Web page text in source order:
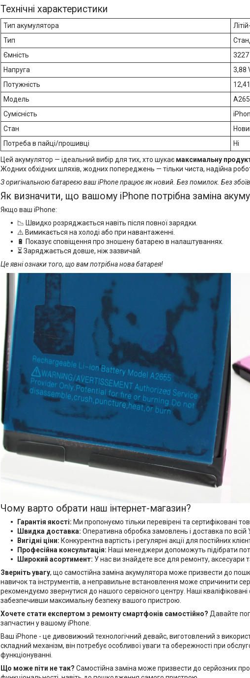
Технічні характеристики
Тип акумулятора
Тип
Ємність
Напруга
3,88
Потужність
Модель
Сумісність
Стан
Потреба в пайці/прошивці
Ні
Цей акумулятор — ідеальний вибір для тих, хто шукає максимальну
Жодних обхідних шляхів, жодних попереджень — тільки чиста, надійна
З оригінальною батареєю ваш iPhone працює як новий. Без помилок. Без
Як визначити, що вашому iPhone потрібна заміна
Якщо ваш iPhone:
📉 Швидко розряджається навіть після повної зарядки.
⚠️ Вимикається на холоді або при навантаженні.
🔋 Показує сповіщення про зношену батарею в налаштуваннях.
⏳ Заряджається довше, ніж зазвичай.
Це явні ознаки того, що вам потрібна нова батарея!
Чому варто обрати наш інтернет-магазин?
Гарантія якості: Ми пропонуємо тільки перевірені та сертифіковані
Швидка доставка: Оперативна обробка замовлень і доставка по всій
Вигідні ціни: Конкурентна вартість і регулярні акції для постійних
Професійна консультація: Наші менеджери допоможуть підібрати
Широкий асортимент: У нас ви знайдете все для ремонту, аксесуари
Зверніть увагу, що самостійна заміна акумулятора може призвести до
навичок та інструментів, а неправильне встановлення може спричинити
рекомендуємо звернутися до нашого сервісного центру. Наші
забезпечивши максимальну безпеку вашого пристрою.
Хочете стати експертом з ремонту смартфонів самостійно? Давайте
запчастин у вашому iPhone.
Ваш iPhone - це дивовижний технологічний девайс, виготовлений з
складний механізм, він потребує особливої уваги та обережності при
функціонуванні.
Що може піти не так? Самостійна заміна може призвести до серйозних